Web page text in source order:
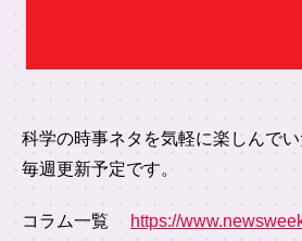
科学の時事ネタを気軽に楽しんで
毎週更新予定です。
コラム一覧 https://